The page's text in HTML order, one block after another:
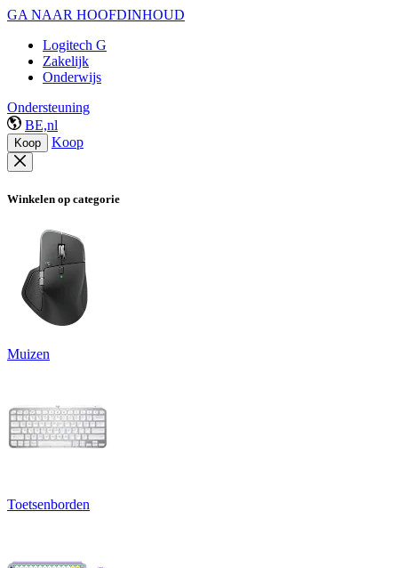
GA NAAR HOOFDINHOUD
Logitech G
Zakelijk
Onderwijs
Ondersteuning
BE,nl
Koop Koop
Winkelen op categorie
Muizen
Toetsenborden